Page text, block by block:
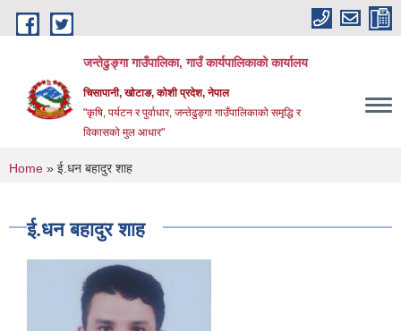
Skip to main content
जन्तेढुङ्गा गाउँपालिका, गाउँ कार्यपालिकाको कार्यालय
चिसापानी, खोटाङ, कोशी प्रदेश, नेपाल
"कृषि, पर्यटन र पुर्वाधार, जन्तेढुङ्गा गाउँपालिकाको समृद्धि र
विकासको मुल आधार"
You are here
Home » ई.धन बहादुर शाह
ई.धन बहादुर शाह